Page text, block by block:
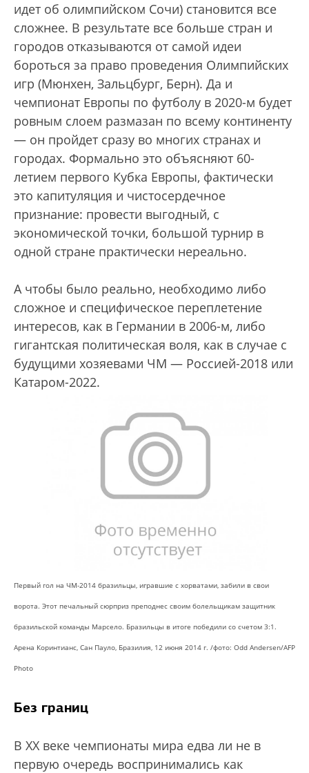
идет об олимпийском Сочи) становится все
сложнее. В результате все больше стран и
городов отказываются от самой идеи
бороться за право проведения Олимпийских
игр (Мюнхен, Зальцбург, Берн). Да и
чемпионат Европы по футболу в 2020-м будет
ровным слоем размазан по всему континенту
— он пройдет сразу во многих странах и
городах. Формально это объясняют 60-
летием первого Кубка Европы, фактически
это капитуляция и чистосердечное
признание: провести выгодный, с
экономической точки, большой турнир в
одной стране практически нереально.
А чтобы было реально, необходимо либо
сложное и специфическое переплетение
интересов, как в Германии в 2006-м, либо
гигантская политическая воля, как в случае с
будущими хозяевами ЧМ — Россией-2018 или
Катаром-2022.
Первый гол на ЧМ-2014 бразильцы, игравшие с хорватами, забили в свои
ворота. Этот печальный сюрприз преподнес своим болельщикам защитник
бразильской команды Марсело. Бразильцы в итоге победили со счетом 3:1.
Арена Коринтианс, Сан Пауло, Бразилия, 12 июня 2014 г. /фото: Odd Andersen/AFP
Photo
Без границ
В XX веке чемпионаты мира едва ли не в
первую очередь воспринимались как